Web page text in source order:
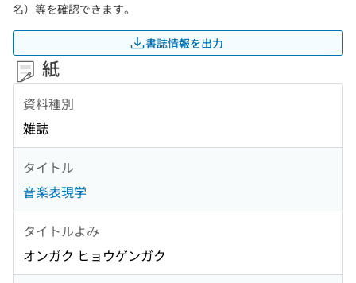
名）等を確認できます。
書誌情報を出力
紙
資料種別
雑誌
タイトル
音楽表現学
タイトルよみ
オンガク ヒョウゲンガク